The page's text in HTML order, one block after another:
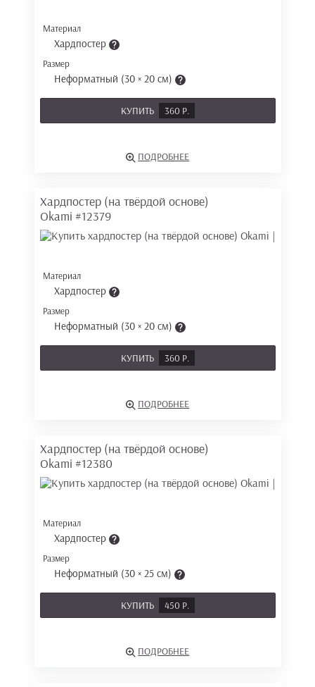
Материал
Хардпостер
Размер
Неформатный (30 × 20 см)
КУПИТЬ 360 Р.
ПОДРОБНЕЕ
Хардпостер (на твёрдой основе)
Okami #12379
Материал
Хардпостер
Размер
Неформатный (30 × 20 см)
КУПИТЬ 360 Р.
ПОДРОБНЕЕ
Хардпостер (на твёрдой основе)
Okami #12380
Материал
Хардпостер
Размер
Неформатный (30 × 25 см)
КУПИТЬ 450 Р.
ПОДРОБНЕЕ